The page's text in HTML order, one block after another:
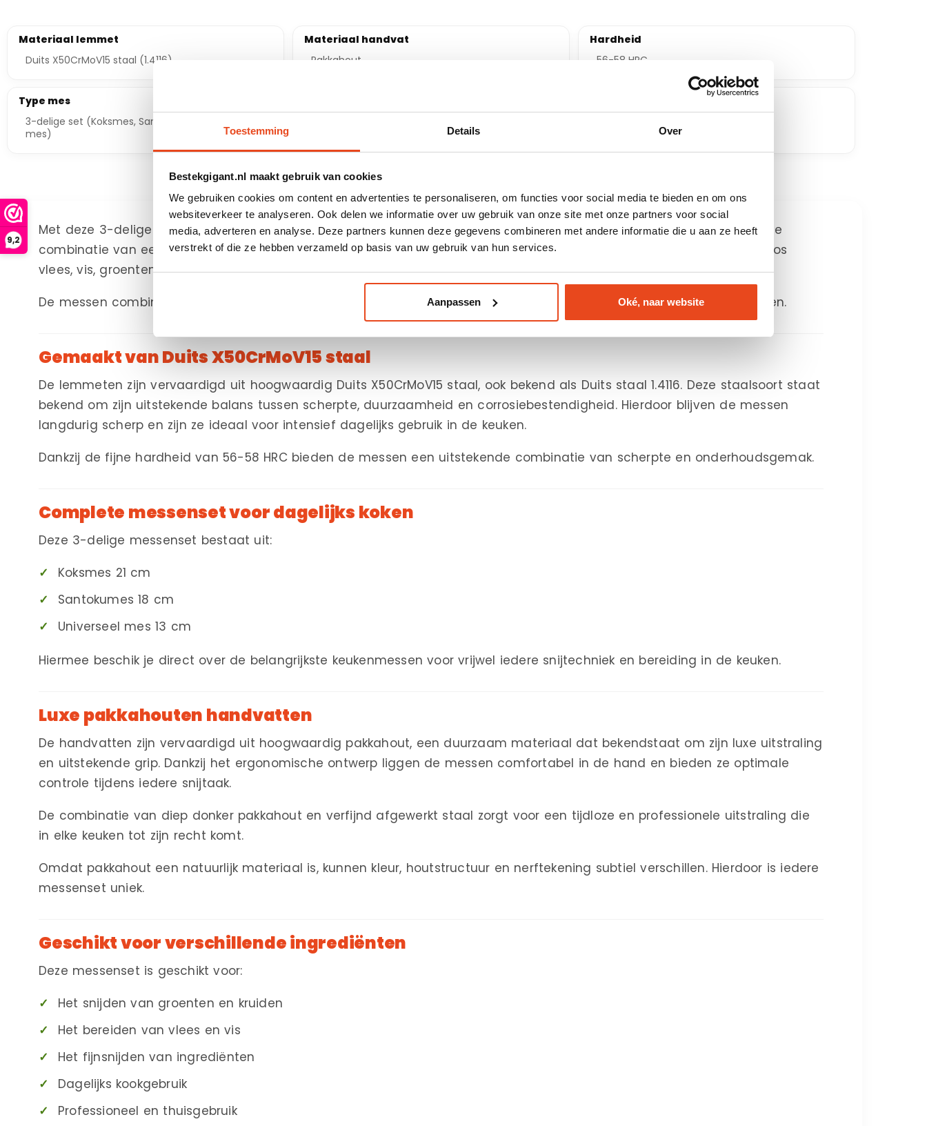
9,2
Toestemming Details Over
Bestekgigant.nl maakt gebruik van cookies
We gebruiken cookies om content en advertenties te personaliseren, om functies voor social media te bieden en om ons
websiteverkeer te analyseren. Ook delen we informatie over uw gebruik van onze site met onze partners voor social
media, adverteren en analyse. Deze partners kunnen deze gegevens combineren met andere informatie die u aan ze heeft
verstrekt of die ze hebben verzameld op basis van uw gebruik van hun services.
Aanpassen Oké, naar website
Materiaal lemmet
Duits X50CrMoV15 staal (1.4116)
Materiaal handvat
Pakkahout
Hardheid
56-58 HRC
Type mes
3-delige set (Koksmes, Santokumes, Universeel
mes)
Met deze 3-delige messenset Duits staal haal je direct de belangrijkste keukenmessen in huis voor dagelijks gebruik. De
combinatie van een krachtig koksmes, veelzijdig santokumes en compact universeel mes zorgt ervoor dat je moeiteloos
vlees, vis, groenten, kruiden en andere ingrediënten kunt bereiden.
De messen combineren een luxe uitstraling met hoogwaardige materialen en optimaal gebruiksgemak in iedere keuken.
Gemaakt van Duits X50CrMoV15 staal
De lemmeten zijn vervaardigd uit hoogwaardig Duits X50CrMoV15 staal, ook bekend als Duits staal 1.4116. Deze staalsoort staat
bekend om zijn uitstekende balans tussen scherpte, duurzaamheid en corrosiebestendigheid. Hierdoor blijven de messen
langdurig scherp en zijn ze ideaal voor intensief dagelijks gebruik in de keuken.
Dankzij de fijne hardheid van 56-58 HRC bieden de messen een uitstekende combinatie van scherpte en onderhoudsgemak.
Complete messenset voor dagelijks koken
Deze 3-delige messenset bestaat uit:
Koksmes 21 cm
Santokumes 18 cm
Universeel mes 13 cm
Hiermee beschik je direct over de belangrijkste keukenmessen voor vrijwel iedere snijtechniek en bereiding in de keuken.
Luxe pakkahouten handvatten
De handvatten zijn vervaardigd uit hoogwaardig pakkahout, een duurzaam materiaal dat bekendstaat om zijn luxe uitstraling
en uitstekende grip. Dankzij het ergonomische ontwerp liggen de messen comfortabel in de hand en bieden ze optimale
controle tijdens iedere snijtaak.
De combinatie van diep donker pakkahout en verfijnd afgewerkt staal zorgt voor een tijdloze en professionele uitstraling die
in elke keuken tot zijn recht komt.
Omdat pakkahout een natuurlijk materiaal is, kunnen kleur, houtstructuur en nerftekening subtiel verschillen. Hierdoor is iedere
messenset uniek.
Geschikt voor verschillende ingrediënten
Deze messenset is geschikt voor:
Het snijden van groenten en kruiden
Het bereiden van vlees en vis
Het fijnsnijden van ingrediënten
Dagelijks kookgebruik
Professioneel en thuisgebruik